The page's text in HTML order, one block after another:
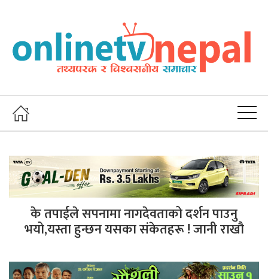
के तपाईले सपनामा नागदेवताको दर्शन पाउनु
भयो,यस्ता हुन्छन यसका संकेतहरू ! जानी राखौ